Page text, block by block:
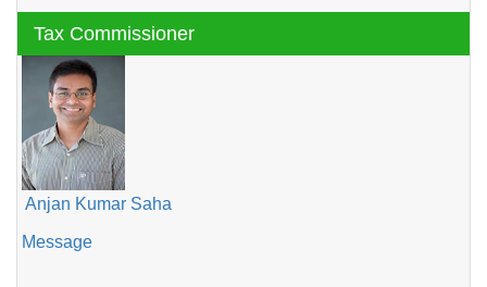
Tax Commissioner
Anjan Kumar Saha
Message